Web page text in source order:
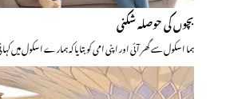
بچوں کی حوصلہ شکنی
ہما اسکول سے گھر آئی اور اپنی امی کو بتایا کہ ہمارے اسکول میں